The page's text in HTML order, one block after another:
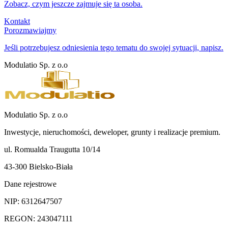
Zobacz, czym jeszcze zajmuje się ta osoba.
Kontakt
Porozmawiajmy
Jeśli potrzebujesz odniesienia tego tematu do swojej sytuacji, napisz.
Modulatio Sp. z o.o
Modulatio Sp. z o.o
Inwestycje, nieruchomości, deweloper, grunty i realizacje premium.
ul. Romualda Traugutta 10/14
43-300 Bielsko-Biała
Dane rejestrowe
NIP: 6312647507
REGON: 243047111